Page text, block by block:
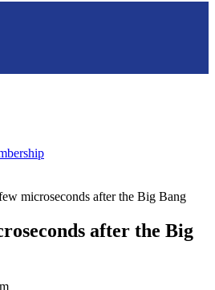
microseconds after the Big Bang
after the Big